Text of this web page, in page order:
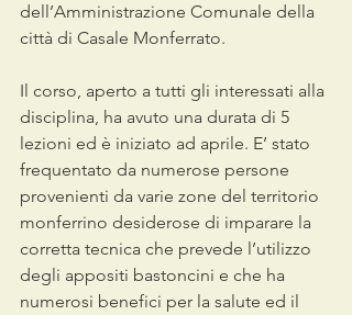
dell’Amministrazione Comunale della
città di Casale Monferrato.
Il corso, aperto a tutti gli interessati alla
disciplina, ha avuto una durata di 5
lezioni ed è iniziato ad aprile. E’ stato
frequentato da numerose persone
provenienti da varie zone del territorio
monferrino desiderose di imparare la
corretta tecnica che prevede l’utilizzo
degli appositi bastoncini e che ha
numerosi benefici per la salute ed il